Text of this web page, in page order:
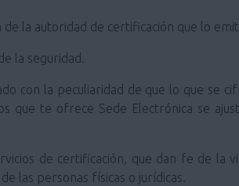
la autoridad de certificación que lo
la seguridad.
con la peculiaridad de que lo que se
que te ofrece Sede Electrónica se
de certificación, que dan fe de la
las personas físicas o jurídicas.